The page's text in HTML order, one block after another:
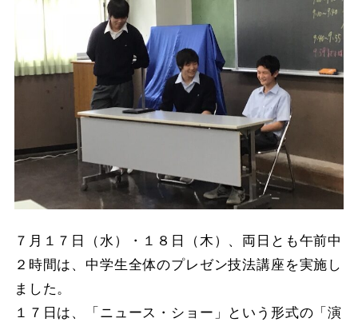
７月１７日（水）・１８日（木）、両日とも午前中
２時間は、中学生全体のプレゼン技法講座を実施し
ました。
１７日は、「ニュース・ショー」という形式の「演